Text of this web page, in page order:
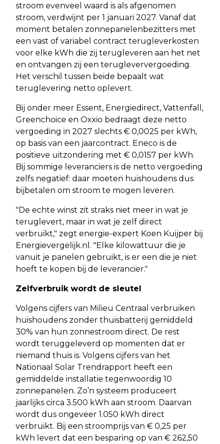
stroom evenveel waard is als afgenomen
stroom, verdwijnt per 1 januari 2027. Vanaf dat
moment betalen zonnepanelenbezitters met
een vast of variabel contract terugleverkosten
voor elke kWh die zij terugleveren aan het net
en ontvangen zij een terugleververgoeding.
Het verschil tussen beide bepaalt wat
teruglevering netto oplevert.
Bij onder meer Essent, Energiedirect, Vattenfall,
Greenchoice en Oxxio bedraagt deze netto
vergoeding in 2027 slechts € 0,0025 per kWh,
op basis van een jaarcontract. Eneco is de
positieve uitzondering met € 0,0157 per kWh.
Bij sommige leveranciers is de netto vergoeding
zelfs negatief: daar moeten huishoudens dus
bijbetalen om stroom te mogen leveren.
"De echte winst zit straks niet meer in wat je
teruglevert, maar in wat je zelf direct
verbruikt," zegt energie-expert Koen Kuijper bij
Energievergelijk.nl. "Elke kilowattuur die je
vanuit je panelen gebruikt, is er een die je niet
hoeft te kopen bij de leverancier."
Zelfverbruik wordt de sleutel
Volgens cijfers van Milieu Centraal verbruiken
huishoudens zonder thuisbatterij gemiddeld
30% van hun zonnestroom direct. De rest
wordt teruggeleverd op momenten dat er
niemand thuis is. Volgens cijfers van het
Nationaal Solar Trendrapport heeft een
gemiddelde installatie tegenwoordig 10
zonnepanelen. Zo’n systeem produceert
jaarlijks circa 3.500 kWh aan stroom. Daarvan
wordt dus ongeveer 1.050 kWh direct
verbruikt. Bij een stroomprijs van € 0,25 per
kWh levert dat een besparing op van € 262,50